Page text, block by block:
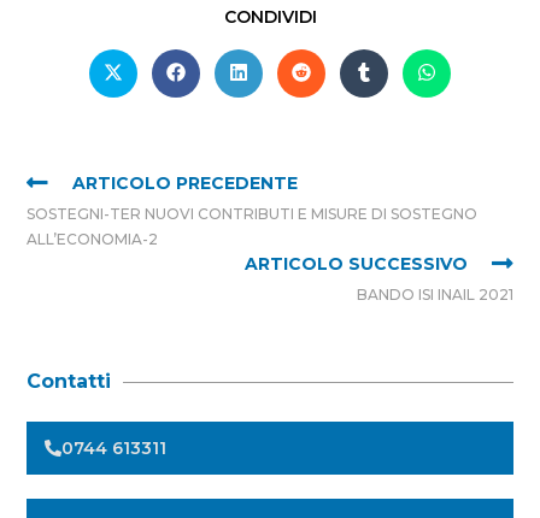
CONDIVIDI
ARTICOLO PRECEDENTE
SOSTEGNI-TER NUOVI CONTRIBUTI E MISURE DI SOSTEGNO
ALL’ECONOMIA-2
ARTICOLO SUCCESSIVO
BANDO ISI INAIL 2021
Contatti
0744 613311